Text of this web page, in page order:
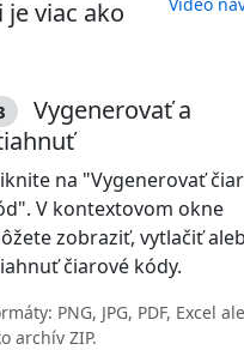
Video
viac ako
Vygenerovať a
na "Vygenerovať
V kontextovom okne
zobraziť, vytlačiť
čiarové kódy.
PNG, JPG, PDF, Excel
archív ZIP.